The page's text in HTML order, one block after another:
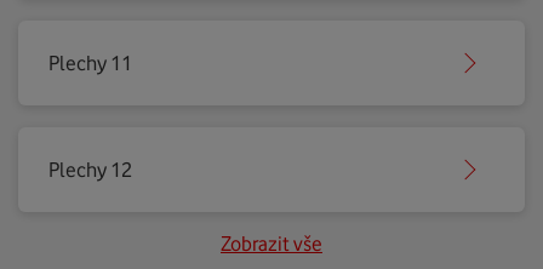
Plechy 11
Plechy 12
Zobrazit vše